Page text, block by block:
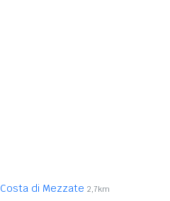
Costa di Mezzate 2,7km